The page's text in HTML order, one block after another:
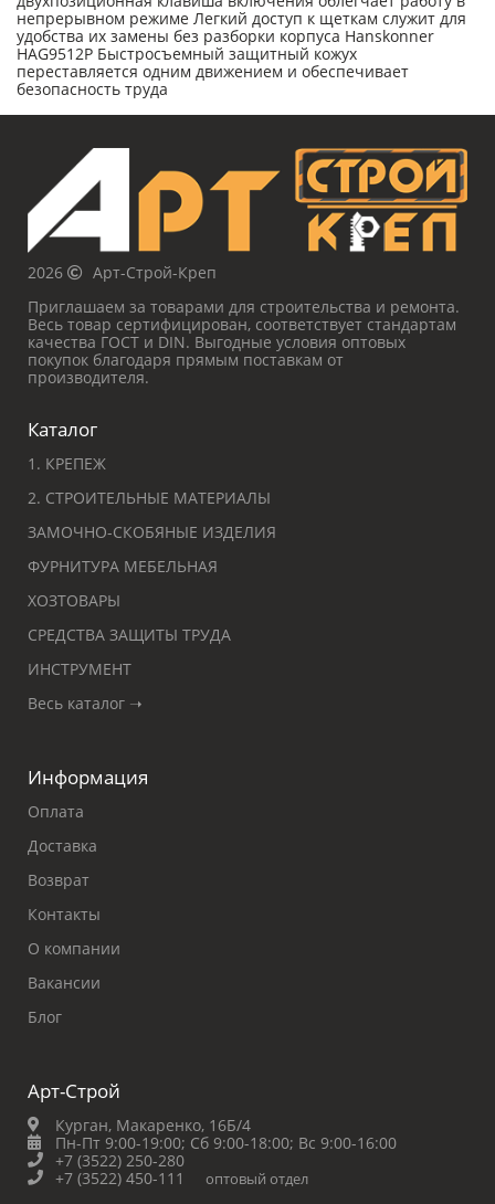
непрерывном режиме Легкий доступ к щеткам служит для
удобства их замены без разборки корпуса Hanskonner
HAG9512P Быстросъемный защитный кожух
переставляется одним движением и обеспечивает
безопасность труда
2026
Арт-Строй-Креп
Приглашаем за товарами для строительства и ремонта.
Весь товар сертифицирован, соответствует стандартам
качества ГОСТ и DIN. Выгодные условия оптовых
покупок благодаря прямым поставкам от
производителя.
Каталог
1. КРЕПЕЖ
2. СТРОИТЕЛЬНЫЕ МАТЕРИАЛЫ
ЗАМОЧНО-СКОБЯНЫЕ ИЗДЕЛИЯ
ФУРНИТУРА МЕБЕЛЬНАЯ
ХОЗТОВАРЫ
СРЕДСТВА ЗАЩИТЫ ТРУДА
ИНСТРУМЕНТ
Весь каталог ➝
Информация
Оплата
Доставка
Возврат
Контакты
О компании
Вакансии
Блог
Арт-Строй
Курган, Макаренко, 16Б/4
Пн-Пт 9:00-19:00; Сб 9:00-18:00; Вс 9:00-16:00
+7 (3522) 250-280
+7 (3522) 450-111
оптовый отдел